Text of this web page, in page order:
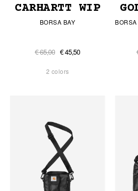
CARHARTT WIP
BORSA BAY
€ 65,00 € 45,50
2 colors